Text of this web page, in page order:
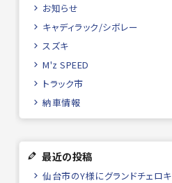
お知らせ
キャディラック/シボレー
スズキ
M'z SPEED
トラック市
納車情報
最近の投稿
仙台市のY様にグランドチェロキ